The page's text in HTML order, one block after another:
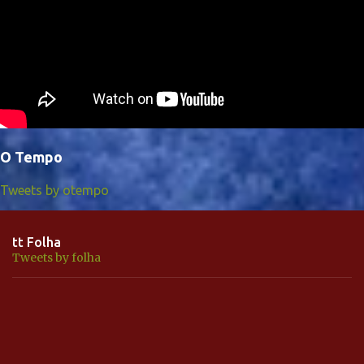
O Tempo
Tweets by otempo
tt Folha
Tweets by folha